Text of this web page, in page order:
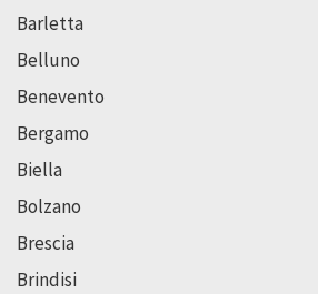
Barletta
Belluno
Benevento
Bergamo
Biella
Bolzano
Brescia
Brindisi